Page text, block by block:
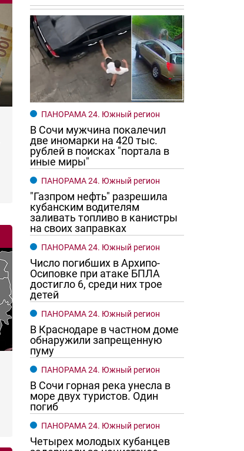
ПАНОРАМА 24. Южный регион
В Сочи мужчина покалечил
две иномарки на 420 тыс.
рублей в поисках "портала в
иные миры"
ПАНОРАМА 24. Южный регион
"Газпром нефть" разрешила
кубанским водителям
заливать топливо в канистры
на своих заправках
ПАНОРАМА 24. Южный регион
Число погибших в Архипо-
Осиповке при атаке БПЛА
достигло 6, среди них трое
детей
ПАНОРАМА 24. Южный регион
В Краснодаре в частном доме
обнаружили запрещенную
пуму
ПАНОРАМА 24. Южный регион
В Сочи горная река унесла в
море двух туристов. Один
погиб
ПАНОРАМА 24. Южный регион
Четырех молодых кубанцев